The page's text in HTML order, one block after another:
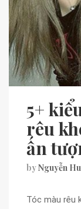
5+
rêu
ấn
byNguyễn
Tóc màu rêu